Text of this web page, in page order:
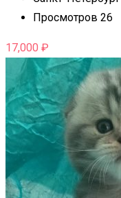
Просмотров 26
17,000 ₽